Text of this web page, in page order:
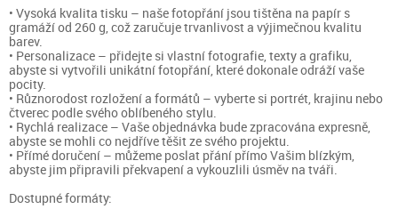
• Vysoká kvalita tisku – naše fotopřání jsou tištěna na papír s
gramáží od 260 g, což zaručuje trvanlivost a výjimečnou kvalitu
barev.
• Personalizace – přidejte si vlastní fotografie, texty a grafiku,
abyste si vytvořili unikátní fotopřání, které dokonale odráží vaše
pocity.
• Různorodost rozložení a formátů – vyberte si portrét, krajinu nebo
čtverec podle svého oblíbeného stylu.
• Rychlá realizace – Vaše objednávka bude zpracována expresně,
abyste se mohli co nejdříve těšit ze svého projektu.
• Přímé doručení – můžeme poslat přání přímo Vašim blízkým,
abyste jim připravili překvapení a vykouzlili úsměv na tváři.
Dostupné formáty: